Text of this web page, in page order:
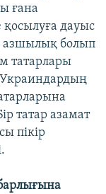
ғана
дауыс
азшылық болып
татарлары
татар азамат
пікір